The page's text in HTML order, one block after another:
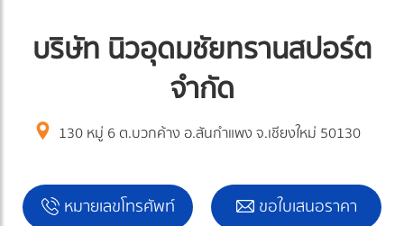
บริษัท นิวอุดมชัยทรานสปอร์ต
จำกัด
130 หมู่ 6 ต.บวกค้าง อ.สันกำแพง จ.เชียงใหม่ 50130
หมายเลขโทรศัพท์ ขอใบเสนอราคา